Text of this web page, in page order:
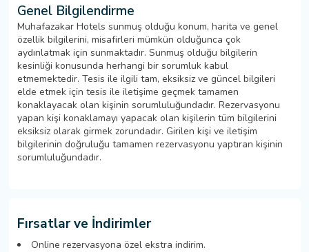
Fırsatlar ve İndirimler
Online rezervasyona özel ekstra indirim.
Genel Bilgilendirme
Muhafazakar Hotels sunmuş olduğu konum, harita ve genel
özellik bilgilerini, misafirleri mümkün olduğunca çok
aydınlatmak için sunmaktadır. Sunmuş olduğu bilgilerin
kesinliği konusunda herhangi bir sorumluk kabul
etmemektedir. Tesis ile ilgili tam, eksiksiz ve güncel bilgileri
elde etmek için tesis ile iletişime geçmek tamamen
konaklayacak olan kişinin sorumluluğundadır. Rezervasyonu
yapan kişi konaklamayı yapacak olan kişilerin tüm bilgilerini
eksiksiz olarak girmek zorundadır. Girilen kişi ve iletişim
bilgilerinin doğruluğu tamamen rezervasyonu yaptıran kişinin
sorumluluğundadır.